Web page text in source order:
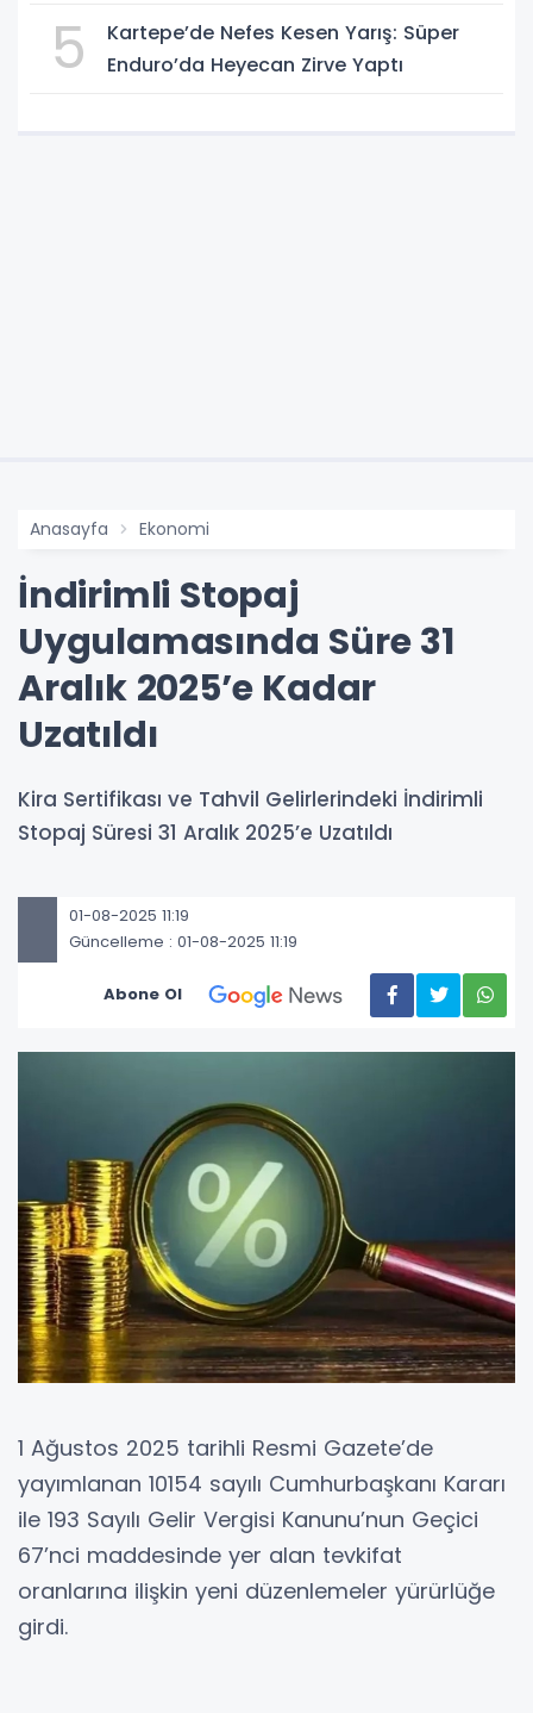
5
Kartepe’de Nefes Kesen Yarış: Süper
Enduro’da Heyecan Zirve Yaptı
Anasayfa Ekonomi
İndirimli Stopaj
Uygulamasında Süre 31
Aralık 2025’e Kadar
Uzatıldı
Kira Sertifikası ve Tahvil Gelirlerindeki İndirimli
Stopaj Süresi 31 Aralık 2025’e Uzatıldı
01-08-2025 11:19
Güncelleme : 01-08-2025 11:19
Abone Ol
1 Ağustos 2025 tarihli Resmi Gazete’de
yayımlanan 10154 sayılı Cumhurbaşkanı Kararı
ile 193 Sayılı Gelir Vergisi Kanunu’nun Geçici
67’nci maddesinde yer alan tevkifat
oranlarına ilişkin yeni düzenlemeler yürürlüğe
girdi.